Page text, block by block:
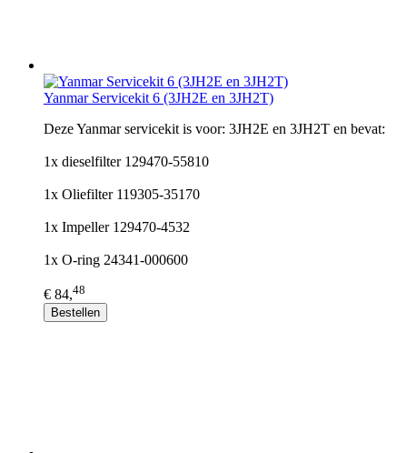
Yanmar Servicekit 6 (3JH2E en 3JH2T)
Deze Yanmar servicekit is voor: 3JH2E en 3JH2T en bevat:
1x dieselfilter 129470-55810
1x Oliefilter 119305-35170
1x Impeller 129470-4532
1x O-ring 24341-000600
€ 84,48
Bestellen